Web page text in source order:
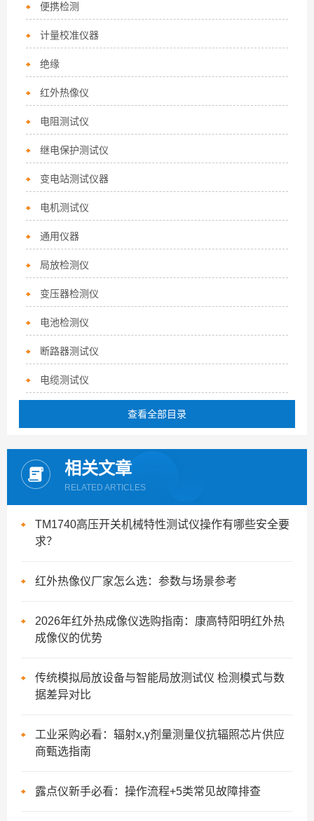
便携检测
计量校准仪器
绝缘
红外热像仪
电阻测试仪
继电保护测试仪
变电站测试仪器
电机测试仪
通用仪器
局放检测仪
变压器检测仪
电池检测仪
断路器测试仪
电缆测试仪
查看全部目录
相关文章
RELATED ARTICLES
TM1740高压开关机械特性测试仪操作有哪些安全要
求？
红外热像仪厂家怎么选：参数与场景参考
2026年红外热成像仪选购指南：康高特阳明红外热
成像仪的优势
传统模拟局放设备与智能局放测试仪 检测模式与数
据差异对比
工业采购必看：辐射x,γ剂量测量仪抗辐照芯片供应
商甄选指南
露点仪新手必看：操作流程+5类常见故障排查